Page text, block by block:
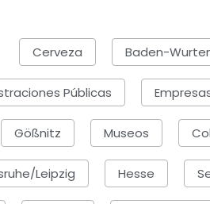
Cerveza Baden-
Públicas
Gößnitz Museos
Leipzig Hesse